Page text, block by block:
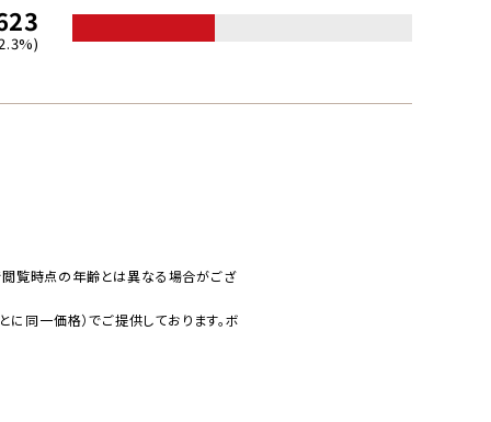
覧時点の年齢とは異なる場合がござ
に同一価格）でご提供しております。ボ